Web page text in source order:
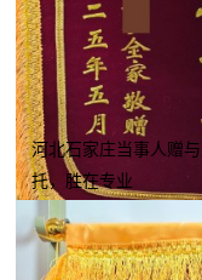
河北石家庄当事人赠
托，胜在专业